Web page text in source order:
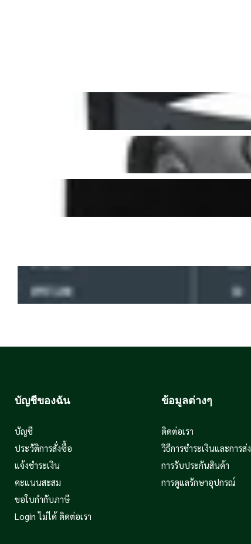
บัญชีของฉัน
บัญชี
ประวัติการสั่งซื้อ
แจ้งชำระเงิน
คะแนนสะสม
ขอใบกำกับภาษี
Login ไม่ได้ ติดต่อเรา
ข้อมูลต่างๆ
ติดต่อเรา
วิธีการชำระเงินและการส่ง
การรับประกันสินค้า
การดูแลรักษาอุปกรณ์